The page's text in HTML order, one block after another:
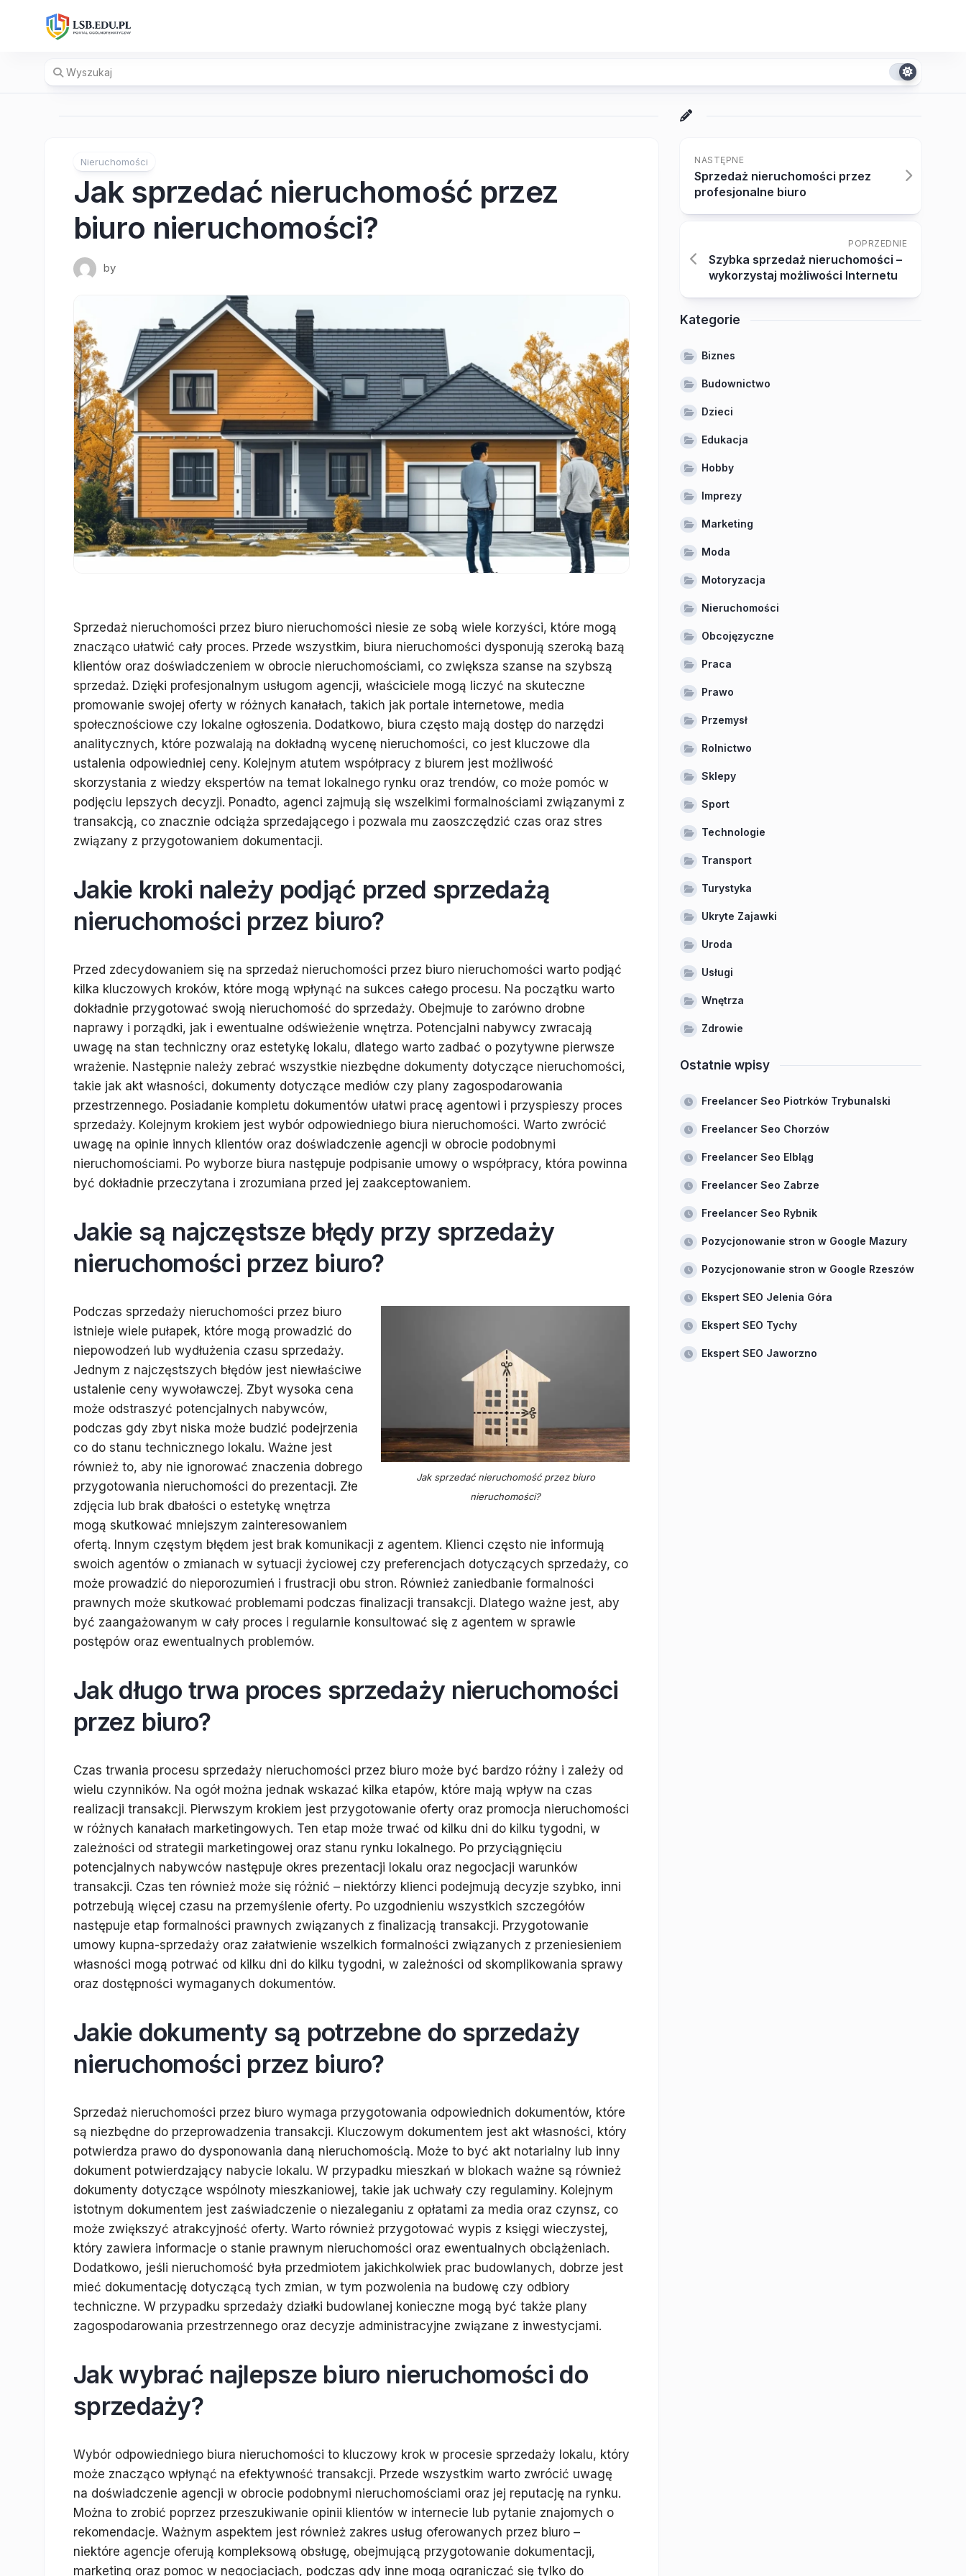
Nieruchomości
Jak sprzedać nieruchomość przez
biuro nieruchomości?
by
Sprzedaż nieruchomości przez biuro nieruchomości niesie ze sobą wiele korzyści, które mogą
znacząco ułatwić cały proces. Przede wszystkim, biura nieruchomości dysponują szeroką bazą
klientów oraz doświadczeniem w obrocie nieruchomościami, co zwiększa szanse na szybszą
sprzedaż. Dzięki profesjonalnym usługom agencji, właściciele mogą liczyć na skuteczne
promowanie swojej oferty w różnych kanałach, takich jak portale internetowe, media
społecznościowe czy lokalne ogłoszenia. Dodatkowo, biura często mają dostęp do narzędzi
analitycznych, które pozwalają na dokładną wycenę nieruchomości, co jest kluczowe dla
ustalenia odpowiedniej ceny. Kolejnym atutem współpracy z biurem jest możliwość
skorzystania z wiedzy ekspertów na temat lokalnego rynku oraz trendów, co może pomóc w
podjęciu lepszych decyzji. Ponadto, agenci zajmują się wszelkimi formalnościami związanymi z
transakcją, co znacznie odciąża sprzedającego i pozwala mu zaoszczędzić czas oraz stres
związany z przygotowaniem dokumentacji.
Jakie kroki należy podjąć przed sprzedażą
nieruchomości przez biuro?
Przed zdecydowaniem się na sprzedaż nieruchomości przez biuro nieruchomości warto podjąć
kilka kluczowych kroków, które mogą wpłynąć na sukces całego procesu. Na początku warto
dokładnie przygotować swoją nieruchomość do sprzedaży. Obejmuje to zarówno drobne
naprawy i porządki, jak i ewentualne odświeżenie wnętrza. Potencjalni nabywcy zwracają
uwagę na stan techniczny oraz estetykę lokalu, dlatego warto zadbać o pozytywne pierwsze
wrażenie. Następnie należy zebrać wszystkie niezbędne dokumenty dotyczące nieruchomości,
takie jak akt własności, dokumenty dotyczące mediów czy plany zagospodarowania
przestrzennego. Posiadanie kompletu dokumentów ułatwi pracę agentowi i przyspieszy proces
sprzedaży. Kolejnym krokiem jest wybór odpowiedniego biura nieruchomości. Warto zwrócić
uwagę na opinie innych klientów oraz doświadczenie agencji w obrocie podobnymi
nieruchomościami. Po wyborze biura następuje podpisanie umowy o współpracy, która powinna
być dokładnie przeczytana i zrozumiana przed jej zaakceptowaniem.
Jakie są najczęstsze błędy przy sprzedaży
nieruchomości przez biuro?
Jak sprzedać nieruchomość przez biuro
nieruchomości?
Podczas sprzedaży nieruchomości przez biuro
istnieje wiele pułapek, które mogą prowadzić do
niepowodzeń lub wydłużenia czasu sprzedaży.
Jednym z najczęstszych błędów jest niewłaściwe
ustalenie ceny wywoławczej. Zbyt wysoka cena
może odstraszyć potencjalnych nabywców,
podczas gdy zbyt niska może budzić podejrzenia
co do stanu technicznego lokalu. Ważne jest
również to, aby nie ignorować znaczenia dobrego
przygotowania nieruchomości do prezentacji. Złe
zdjęcia lub brak dbałości o estetykę wnętrza
mogą skutkować mniejszym zainteresowaniem
ofertą. Innym częstym błędem jest brak komunikacji z agentem. Klienci często nie informują
swoich agentów o zmianach w sytuacji życiowej czy preferencjach dotyczących sprzedaży, co
może prowadzić do nieporozumień i frustracji obu stron. Również zaniedbanie formalności
prawnych może skutkować problemami podczas finalizacji transakcji. Dlatego ważne jest, aby
być zaangażowanym w cały proces i regularnie konsultować się z agentem w sprawie
postępów oraz ewentualnych problemów.
Jak długo trwa proces sprzedaży nieruchomości
przez biuro?
Czas trwania procesu sprzedaży nieruchomości przez biuro może być bardzo różny i zależy od
wielu czynników. Na ogół można jednak wskazać kilka etapów, które mają wpływ na czas
realizacji transakcji. Pierwszym krokiem jest przygotowanie oferty oraz promocja nieruchomości
w różnych kanałach marketingowych. Ten etap może trwać od kilku dni do kilku tygodni, w
zależności od strategii marketingowej oraz stanu rynku lokalnego. Po przyciągnięciu
potencjalnych nabywców następuje okres prezentacji lokalu oraz negocjacji warunków
transakcji. Czas ten również może się różnić – niektórzy klienci podejmują decyzje szybko, inni
potrzebują więcej czasu na przemyślenie oferty. Po uzgodnieniu wszystkich szczegółów
następuje etap formalności prawnych związanych z finalizacją transakcji. Przygotowanie
umowy kupna-sprzedaży oraz załatwienie wszelkich formalności związanych z przeniesieniem
własności mogą potrwać od kilku dni do kilku tygodni, w zależności od skomplikowania sprawy
oraz dostępności wymaganych dokumentów.
Jakie dokumenty są potrzebne do sprzedaży
nieruchomości przez biuro?
Sprzedaż nieruchomości przez biuro wymaga przygotowania odpowiednich dokumentów, które
są niezbędne do przeprowadzenia transakcji. Kluczowym dokumentem jest akt własności, który
potwierdza prawo do dysponowania daną nieruchomością. Może to być akt notarialny lub inny
dokument potwierdzający nabycie lokalu. W przypadku mieszkań w blokach ważne są również
dokumenty dotyczące wspólnoty mieszkaniowej, takie jak uchwały czy regulaminy. Kolejnym
istotnym dokumentem jest zaświadczenie o niezaleganiu z opłatami za media oraz czynsz, co
może zwiększyć atrakcyjność oferty. Warto również przygotować wypis z księgi wieczystej,
który zawiera informacje o stanie prawnym nieruchomości oraz ewentualnych obciążeniach.
Dodatkowo, jeśli nieruchomość była przedmiotem jakichkolwiek prac budowlanych, dobrze jest
mieć dokumentację dotyczącą tych zmian, w tym pozwolenia na budowę czy odbiory
techniczne. W przypadku sprzedaży działki budowlanej konieczne mogą być także plany
zagospodarowania przestrzennego oraz decyzje administracyjne związane z inwestycjami.
Jak wybrać najlepsze biuro nieruchomości do
sprzedaży?
Wybór odpowiedniego biura nieruchomości to kluczowy krok w procesie sprzedaży lokalu, który
może znacząco wpłynąć na efektywność transakcji. Przede wszystkim warto zwrócić uwagę
na doświadczenie agencji w obrocie podobnymi nieruchomościami oraz jej reputację na rynku.
Można to zrobić poprzez przeszukiwanie opinii klientów w internecie lub pytanie znajomych o
rekomendacje. Ważnym aspektem jest również zakres usług oferowanych przez biuro –
niektóre agencje oferują kompleksową obsługę, obejmującą przygotowanie dokumentacji,
marketing oraz pomoc w negocjacjach, podczas gdy inne mogą ograniczać się tylko do
NASTĘPNE
Sprzedaż nieruchomości przez
profesjonalne biuro
POPRZEDNIE
Szybka sprzedaż nieruchomości –
wykorzystaj możliwości Internetu
Kategorie
Biznes
Budownictwo
Dzieci
Edukacja
Hobby
Imprezy
Marketing
Moda
Motoryzacja
Nieruchomości
Obcojęzyczne
Praca
Prawo
Przemysł
Rolnictwo
Sklepy
Sport
Technologie
Transport
Turystyka
Ukryte Zajawki
Uroda
Usługi
Wnętrza
Zdrowie
Ostatnie wpisy
Freelancer Seo Piotrków Trybunalski
Freelancer Seo Chorzów
Freelancer Seo Elbląg
Freelancer Seo Zabrze
Freelancer Seo Rybnik
Pozycjonowanie stron w Google Mazury
Pozycjonowanie stron w Google Rzeszów
Ekspert SEO Jelenia Góra
Ekspert SEO Tychy
Ekspert SEO Jaworzno